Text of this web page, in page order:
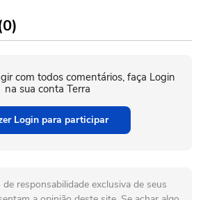
com todos comentários, faça Login
na sua conta Terra
Login para participar
responsabilidade exclusiva de seus